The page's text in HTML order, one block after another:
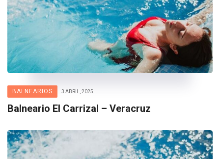
BALNEARIOS 3 ABRIL, 2025
Balneario El Carrizal – Veracruz